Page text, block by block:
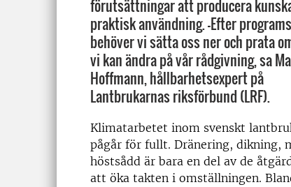
förutsättningar att producera
praktisk användning. -Efter
behöver vi sätta oss ner och prata
vi kan ändra på vår rådgivning, sa
Hoffmann, hållbarhetsexpert på
Lantbrukarnas riksförbund (LRF).
Klimatarbetet inom svenskt
pågår för fullt. Dränering, dikning,
höstsådd är bara en del av de
att öka takten i omställningen.